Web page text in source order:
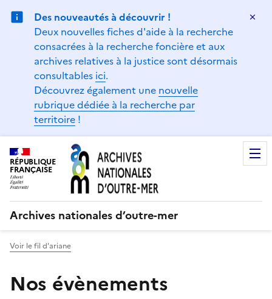
Des nouveautés à découvrir !
Deux nouvelles fiches d'aide à la recherche
consacrées à la recherche foncière et aux
archives relatives à la justice sont désormais
consultables ici.
Découvrez également une nouvelle
rubrique dédiée à la recherche par
territoire !
RÉPUBLIQUE
FRANÇAISE
Archives nationales d’outre-mer
Voir le fil d'ariane
Nos évènements
Gestion de vos préférences sur les témoins de connexion